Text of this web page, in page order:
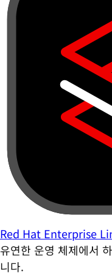
Red Hat Enterprise
유연한 운영 체제에서
니다.